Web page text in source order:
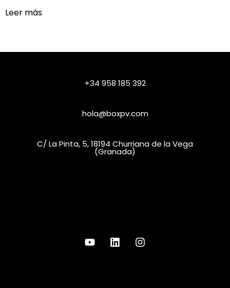
Leer más
+34 958 185 392
hola@boxpv.com
C/ La Pinta, 5, 18194 Churriana de la Vega
(Granada)